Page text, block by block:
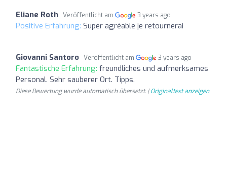
Eliane Roth Veröffentlicht am 3 years ago
Positive Erfahrung: Super agréable je retournerai
Giovanni Santoro Veröffentlicht am 3 years ago
Fantastische Erfahrung: freundliches und aufmerksames
Personal. Sehr sauberer Ort. Tipps.
Diese Bewertung wurde automatisch übersetzt. |Originaltext anzeigen